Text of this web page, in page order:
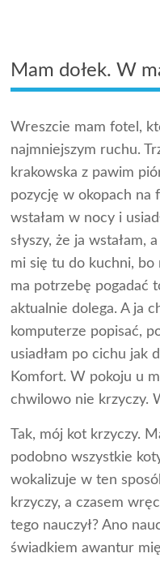
Mam dołek. W
Wreszcie mam fotel,
najmniejszym ruchu.
krakowska z pawim
pozycję w okopach na
wstałam w nocy i
słyszy, że ja wstałam,
mi się tu do kuchni, bo
ma potrzebę pogadać
aktualnie dolega. A ja
komputerze popisać,
usiadłam po cichu jak
Komfort. W pokoju u
chwilowo nie krzyczy.
Tak, mój kot krzyczy.
podobno wszystkie
wokalizuje w ten
krzyczy, a czasem
tego nauczył? Ano
świadkiem awantur